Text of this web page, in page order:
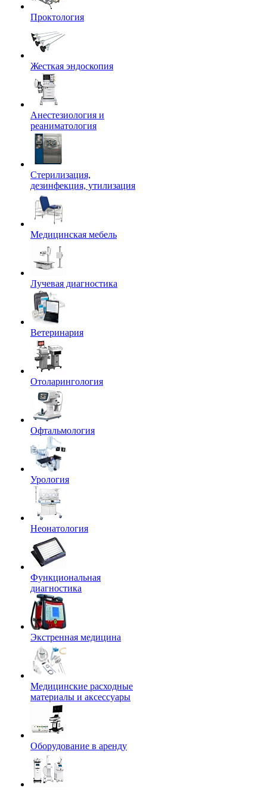
Проктология
Жесткая эндоскопия
Анестезиология и
реаниматология
Стерилизация,
дезинфекция, утилизация
Медицинская мебель
Лучевая диагностика
Ветеринария
Отоларингология
Офтальмология
Урология
Неонатология
Функциональная
диагностика
Экстренная медицина
Медицинские расходные
материалы и аксессуары
Оборудование в аренду